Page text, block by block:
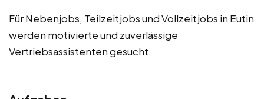
Für Nebenjobs, Teilzeitjobs und Vollzeitjobs in Eutin
werden motivierte und zuverlässige
Vertriebsassistenten gesucht.